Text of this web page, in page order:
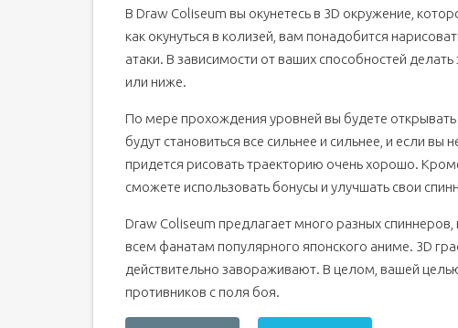
В Draw Coliseum вы окунетесь в 3D окружение,
как окунуться в колизей, вам понадобится
атаки. В зависимости от ваших способностей
или ниже.
По мере прохождения уровней вы будете
будут становиться все сильнее и сильнее, и если вы
придется рисовать траекторию очень хорошо.
сможете использовать бонусы и улучшать свои
Draw Coliseum предлагает много разных
всем фанатам популярного японского аниме. 3D
действительно завораживают. В целом, вашей
противников с поля боя.